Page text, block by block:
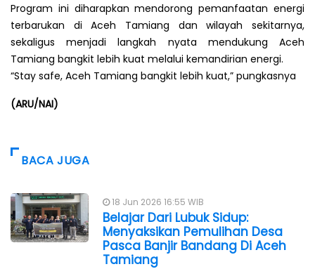
Program ini diharapkan mendorong pemanfaatan energi
terbarukan di Aceh Tamiang dan wilayah sekitarnya,
sekaligus menjadi langkah nyata mendukung Aceh
Tamiang bangkit lebih kuat melalui kemandirian energi.
“Stay safe, Aceh Tamiang bangkit lebih kuat,” pungkasnya
(ARU/NAI)
BACA JUGA
18 Jun 2026 16:55 WIB
Belajar Dari Lubuk Sidup:
Menyaksikan Pemulihan Desa
Pasca Banjir Bandang Di Aceh
Tamiang